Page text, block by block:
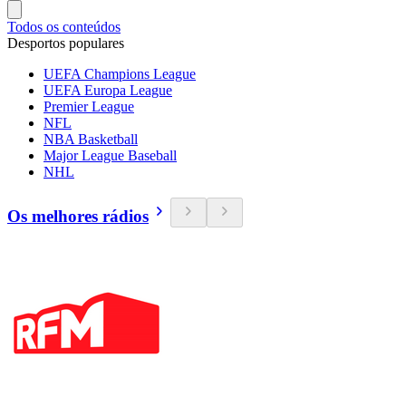
Todos os conteúdos
Desportos populares
UEFA Champions League
UEFA Europa League
Premier League
NFL
NBA Basketball
Major League Baseball
NHL
Os melhores rádios